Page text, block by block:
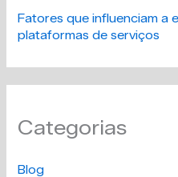
Fatores que influenciam a
plataformas de serviços
Categorias
Blog